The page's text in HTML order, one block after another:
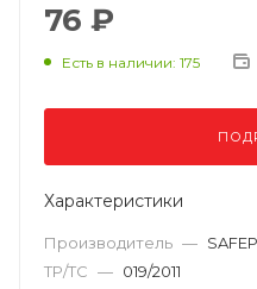
76 ₽
Есть в наличии: 175
Характеристики
Производитель —
ТР/ТС — 019/2011